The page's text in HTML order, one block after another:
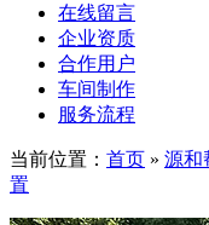
在线留言
企业资质
合作用户
车间制作
服务流程
当前位置： 首页 » 源和
置